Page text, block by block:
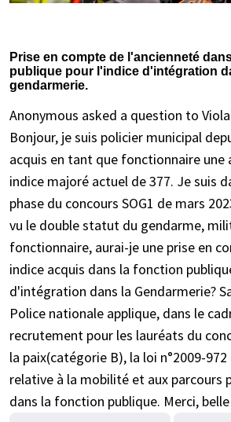
Prise en compte de l'ancienneté
publique pour l'indice d'intégration
gendarmerie.
Anonymous asked a question to
Bonjour, je suis policier municipal
acquis en tant que fonctionnaire une
indice majoré actuel de 377. Je suis
phase du concours SOG1 de mars
vu le double statut du gendarme,
fonctionnaire, aurai-je une prise en
indice acquis dans la fonction
d'intégration dans la Gendarmerie?
Police nationale applique, dans le
recrutement pour les lauréats du
la paix(catégorie B), la loi n°2009-
relative à la mobilité et aux parcours
dans la fonction publique. Merci,